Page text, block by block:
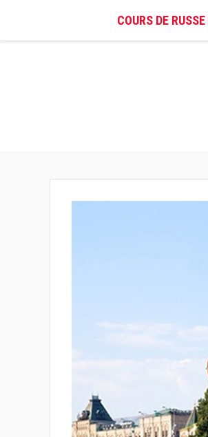
COURS DE